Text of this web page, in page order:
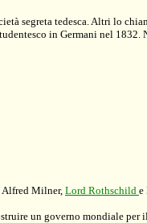
segreta tedesca. Altri lo
in Germani nel
Alfred Milner, Lord Rothschild e
un governo mondiale